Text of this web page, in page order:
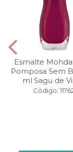
Esmalte
Pomposa Sem
ml Sagu de
Código: